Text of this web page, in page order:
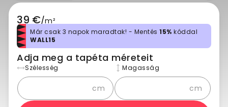
39 €/m²
Már csak 3 napok maradtak! - Mentés 15% kóddal
WALL15
Adja meg a tapéta méreteit
Szélesség
cm
Magasság
cm